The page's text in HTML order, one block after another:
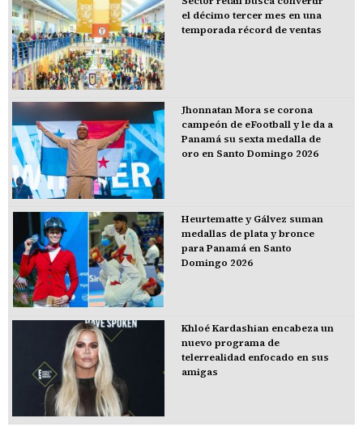
el décimo tercer mes en una
temporada récord de ventas
Jhonnatan Mora se corona
campeón de eFootball y le da a
Panamá su sexta medalla de
oro en Santo Domingo 2026
Heurtematte y Gálvez suman
medallas de plata y bronce
para Panamá en Santo
Domingo 2026
Khloé Kardashian encabeza un
nuevo programa de
telerrealidad enfocado en sus
amigas